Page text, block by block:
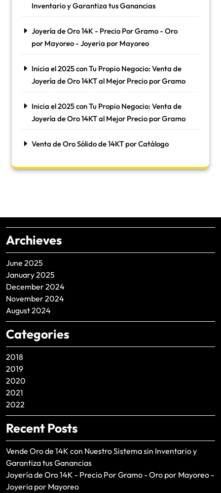
Inventario y Garantiza tus Ganancias
Joyería de Oro 14K - Precio Por Gramo - Oro
por Mayoreo - Joyeria por Mayoreo
Inicia el 2025 con Tu Propio Negocio: Venta de
Joyería de Oro 14KT al Mejor Precio por Gramo
Inicia el 2025 con Tu Propio Negocio: Venta de
Joyería de Oro 14KT al Mejor Precio por Gramo
Venta de Oro Sólido de 14KT por Catálogo
Archieves
June 2025
January 2025
December 2024
November 2024
August 2024
Categories
2018
2019
2020
2021
2022
Recent Posts
Vende Oro de 14K con Nuestro Sistema sin Inventario y
Garantiza tus Ganancias
Joyería de Oro 14K - Precio Por Gramo - Oro por Mayoreo -
Joyeria por Mayoreo